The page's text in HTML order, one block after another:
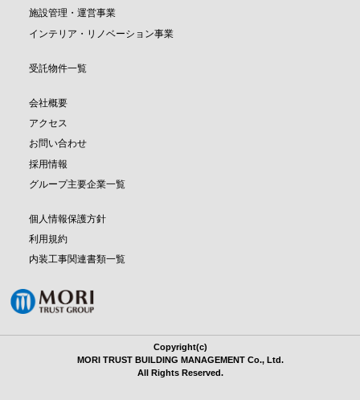
施設管理・運営事業
インテリア・リノベーション事業
受託物件一覧
会社概要
アクセス
お問い合わせ
採用情報
グループ主要企業一覧
個人情報保護方針
利用規約
内装工事関連書類一覧
Copyright(c)
MORI TRUST BUILDING MANAGEMENT Co., Ltd.
All Rights Reserved.